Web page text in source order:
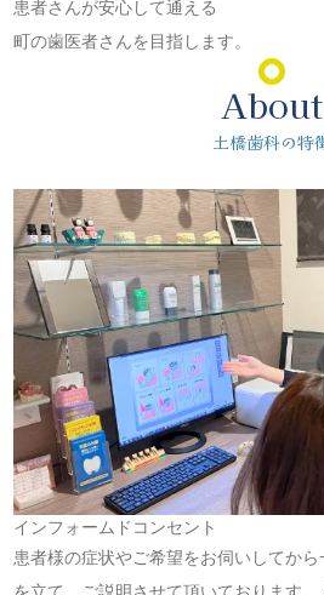
患者さんが安心して通える
町の歯医者さんを目指します。
About
土橋歯科の特
インフォームドコンセント
患者様の症状やご希望をお伺いしてか